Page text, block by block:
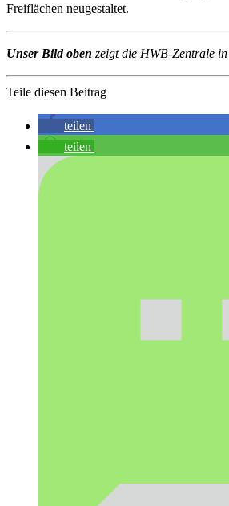
Freiflächen neugestaltet.
Unser Bild oben zeigt die HWB-Zentrale
Teile diesen Beitrag
teilen
teilen